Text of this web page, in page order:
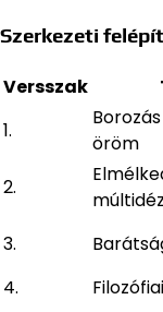
Szerkezeti
Versszak
1.
öröm
2.
3.
4.